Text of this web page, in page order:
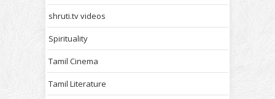
shruti.tv videos
Spirituality
Tamil Cinema
Tamil Literature